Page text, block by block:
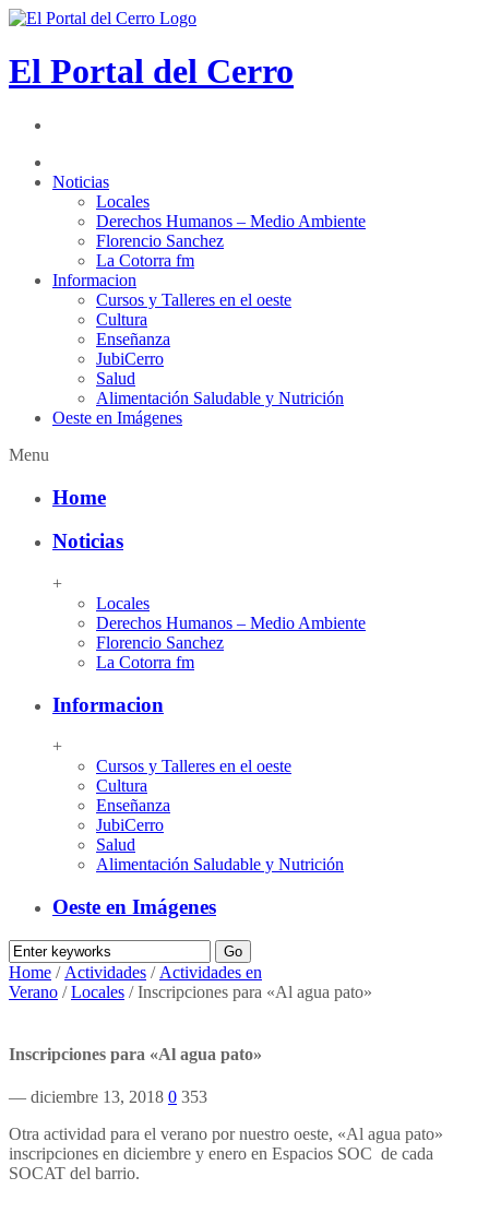
El Portal del Cerro
Noticias
Locales
Derechos Humanos – Medio Ambiente
Florencio Sanchez
La Cotorra fm
Informacion
Cursos y Talleres en el oeste
Cultura
Enseñanza
JubiCerro
Salud
Alimentación Saludable y Nutrición
Oeste en Imágenes
Menu
Home
Noticias
+
Locales
Derechos Humanos – Medio Ambiente
Florencio Sanchez
La Cotorra fm
Informacion
+
Cursos y Talleres en el oeste
Cultura
Enseñanza
JubiCerro
Salud
Alimentación Saludable y Nutrición
Oeste en Imágenes
Home / Actividades / Actividades en
Verano /Locales /Inscripciones para «Al agua pato»
Inscripciones para «Al agua pato»
— diciembre 13, 2018 0 353
Otra actividad para el verano por nuestro oeste, «Al agua pato»
inscripciones en diciembre y enero en Espacios SOC de cada
SOCAT del barrio.